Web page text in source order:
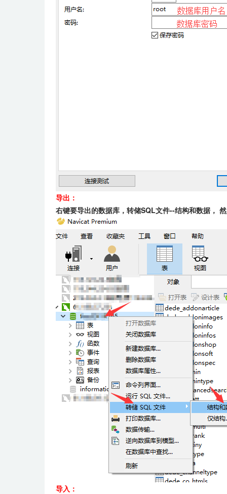
导出：
右键要导出的数据库，转储SQL文件--结构和数据，
导入：